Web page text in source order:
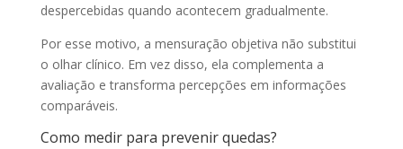
despercebidas quando acontecem gradualmente.
Por esse motivo, a mensuração objetiva não substitui
o olhar clínico. Em vez disso, ela complementa a
avaliação e transforma percepções em informações
comparáveis.
Como medir para prevenir quedas?